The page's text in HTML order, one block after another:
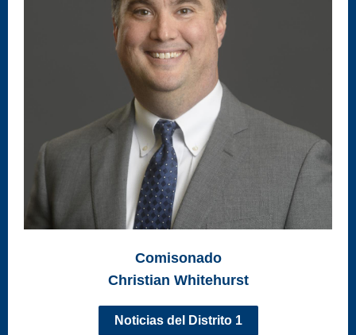
Comisonado
Christian Whitehurst
Noticias del Distrito 1